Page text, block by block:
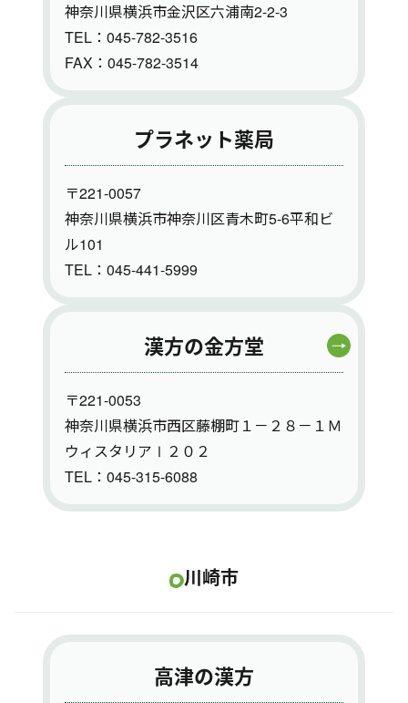
神奈川県横浜市金沢区六浦南2-2-3
TEL：045-782-3516
FAX：045-782-3514
プラネット薬局
〒221-0057
神奈川県横浜市神奈川区青木町5-6平和ビ
ル101
TEL：045-441-5999
漢方の金方堂
〒221-0053
神奈川県横浜市西区藤棚町１－２８－１Ｍ
ウィスタリアⅠ２０２
TEL：045-315-6088
川崎市
高津の漢方